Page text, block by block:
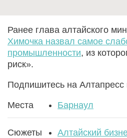
Ранее глава алтайского
Химочка назвал самое
промышленности, из
риск».
Подпишитесь на Алтапресс
Места Барнаул
Сюжеты
Алтайский